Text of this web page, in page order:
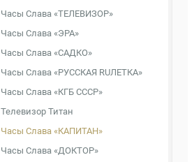
Часы Слава «ТЕЛЕВИЗОР»
Часы Слава «ЭРА»
Часы Слава «САДКО»
Часы Слава «РУССКАЯ RUЛЕТКА»
Часы Слава «КГБ СССР»
Телевизор Титан
Часы Слава «КАПИТАН»
Часы Слава «ДОКТОР»